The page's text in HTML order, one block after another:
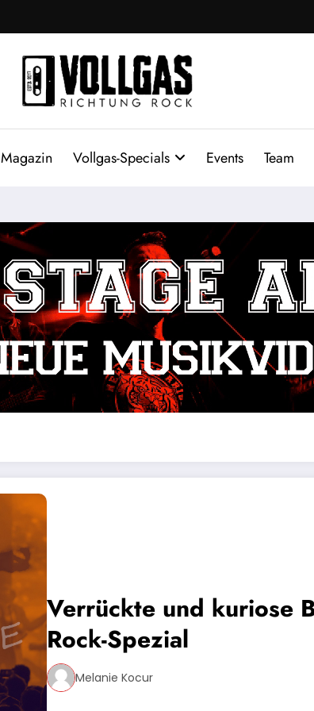
Magazin Vollgas-Specials Events Team
Verrückte und kuriose
Rock-Spezial
Melanie Kocur